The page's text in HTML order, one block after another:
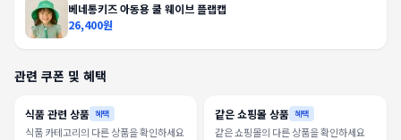
베네통키즈 아동용 쿨 웨이브 플랩캡
26,400원
관련 쿠폰 및 혜택
식품 관련 상품 혜택
식품 카테고리의 다른 상품을 확인하세요
같은 쇼핑몰 상품 혜택
같은 쇼핑몰의 다른 상품을 확인하세요